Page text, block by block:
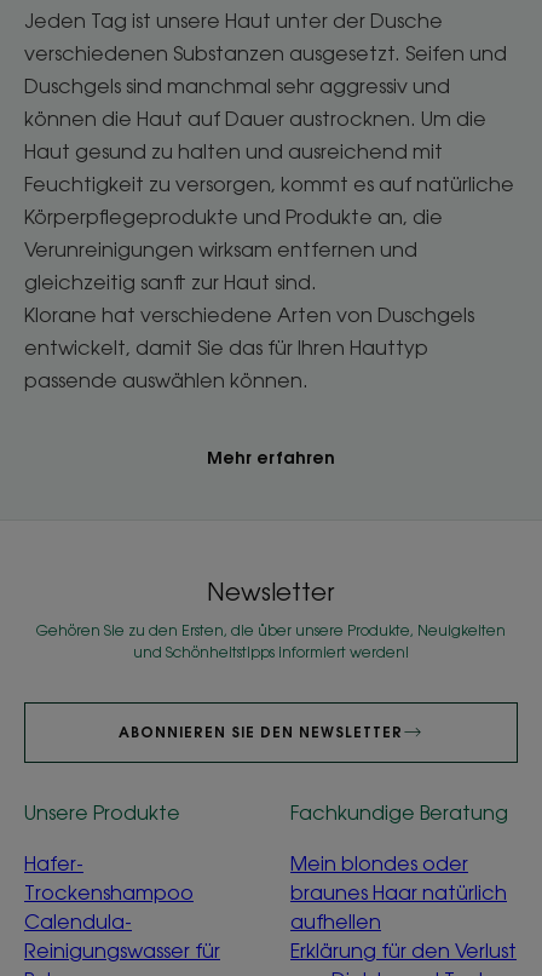
Jeden Tag ist unsere Haut unter der Dusche
verschiedenen Substanzen ausgesetzt. Seifen und
Duschgels sind manchmal sehr aggressiv und
können die Haut auf Dauer austrocknen. Um die
Haut gesund zu halten und ausreichend mit
Feuchtigkeit zu versorgen, kommt es auf natürliche
Körperpflegeprodukte und Produkte an, die
Verunreinigungen wirksam entfernen und
gleichzeitig sanft zur Haut sind.
Klorane hat verschiedene Arten von Duschgels
entwickelt, damit Sie das für Ihren Hauttyp
passende auswählen können.
Mehr erfahren
Newsletter
Gehören Sie zu den Ersten, die über unsere Produkte, Neuigkeiten
und Schönheitstipps informiert werden!
ABONNIEREN SIE DEN NEWSLETTER
Unsere Produkte
Hafer-
Trockenshampoo
Calendula-
Reinigungswasser für
Fachkundige Beratung
Mein blondes oder
braunes Haar natürlich
aufhellen
Erklärung für den Verlust